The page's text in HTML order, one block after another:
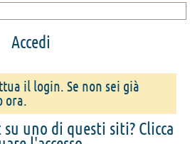
Accedi
il login. Se non sei già
ora.
uno di questi siti? Clicca